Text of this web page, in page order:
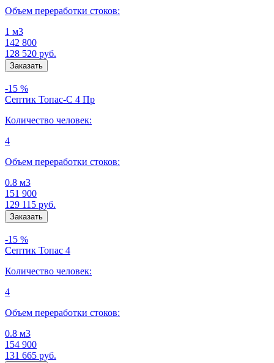
Объем переработки стоков:
1 м3
142 800
128 520 руб.
-15 %
Септик Топас-С 4 Пр
Количество человек:
4
Объем переработки стоков:
0.8 м3
151 900
129 115 руб.
-15 %
Септик Топас 4
Количество человек:
4
Объем переработки стоков:
0.8 м3
154 900
131 665 руб.